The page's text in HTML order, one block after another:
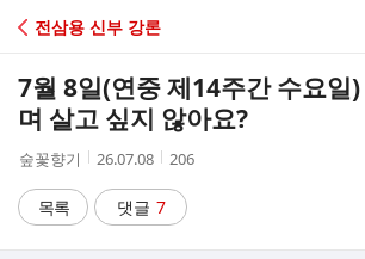
C
A
전삼용 신부 강론
7월 8일(연중 제14주간 수요일
며 살고 싶지 않아요?
작
자
숲꽃향기
작
시
간
26.07.08
조
수
206
목록 댓글 7